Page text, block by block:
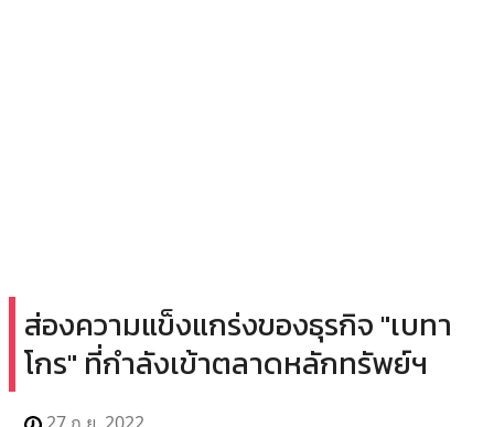
ส่องความแข็งแกร่งของธุรกิจ "เบทา
โกร" ที่กำลังเข้าตลาดหลักทรัพย์ฯ